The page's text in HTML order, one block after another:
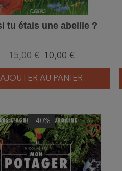
tu étais une abeille ?
15,00 € 10,00 €
AJOUTER AU PANIER
favorite_border
-40%